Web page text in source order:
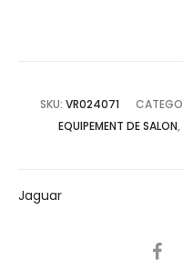
SKU: VR024071
EQUIPEMENT DE SALON,
Jaguar
SHARE